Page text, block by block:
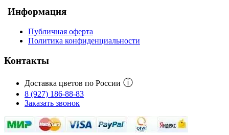
Информация
Публичная оферта
Политика конфиденциальности
Контакты
Доставка цветов по России ⓘ
8 (927) 186-88-83
Заказать звонок